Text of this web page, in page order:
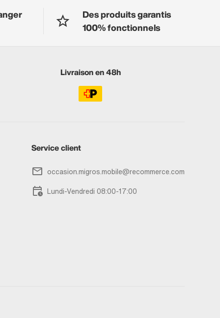
Des produits garantis
100% fonctionnels
Livraison en 48h
Service client
occasion.migros.mobile@recommerce.com
Lundi-Vendredi 08:00-17:00